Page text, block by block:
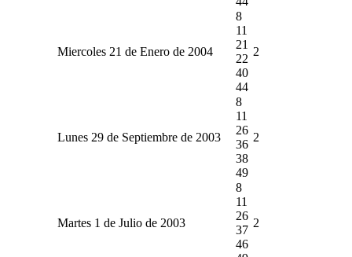
Miercoles 21 de Enero de 2004
8
11
21
22
40
44
2
Lunes 29 de Septiembre de 2003
8
11
26
36
38
49
2
Martes 1 de Julio de 2003
8
11
26
37
46
2